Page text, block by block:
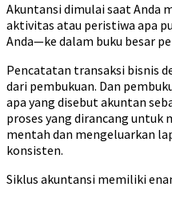
Akuntansi dimulai saat Anda
aktivitas atau peristiwa apa
Anda—ke dalam buku besar
Pencatatan transaksi bisnis
dari pembukuan. Dan
apa yang disebut akuntan
proses yang dirancang untuk
mentah dan mengeluarkan
konsisten.
Siklus akuntansi memiliki